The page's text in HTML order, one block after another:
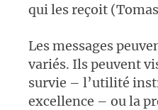
qui les reçoit
Les messages
variés. Ils peuvent
survie – l’utilité
excellence – ou la